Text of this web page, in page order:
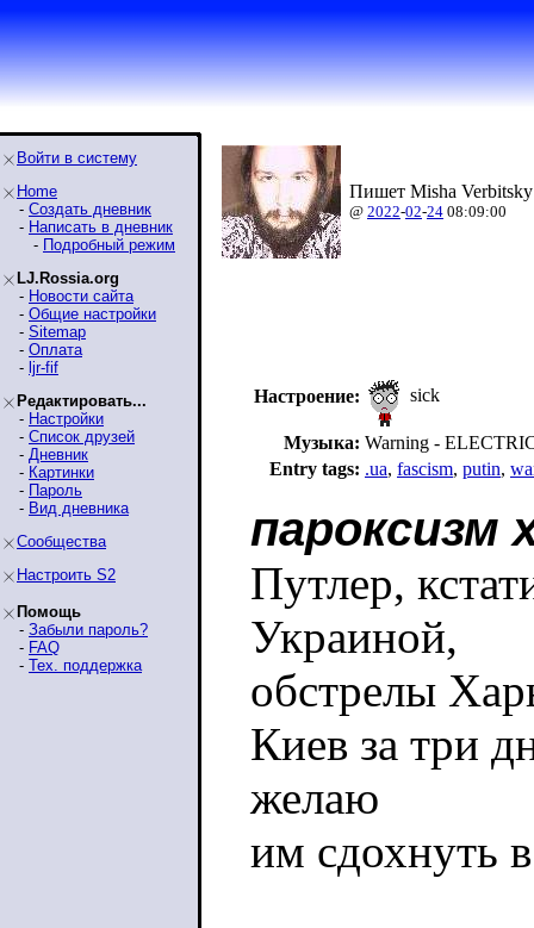
Войти в систему
Home
- Создать дневник
- Написать в дневник
- Подробный режим
LJ.Rossia.org
- Новости сайта
- Общие настройки
- Sitemap
- Оплата
- ljr-fif
Редактировать...
- Настройки
- Список друзей
- Дневник
- Картинки
- Пароль
- Вид дневника
Сообщества
Настроить S2
Помощь
- Забыли пароль?
- FAQ
- Тех. поддержка
Пишет Misha
@ 2022-02-24 08:09:00
Настроение: sick
Музыка: Warning -
Entry tags: .ua, fascism, putin,
пароксизм
Путлер,
Украиной,
обстрелы
Киев за три
желаю
им сдохнуть